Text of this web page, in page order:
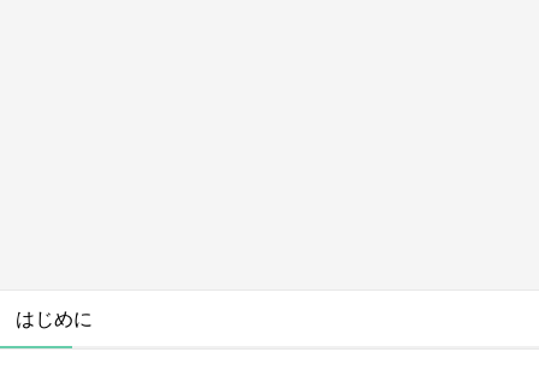
はじめに